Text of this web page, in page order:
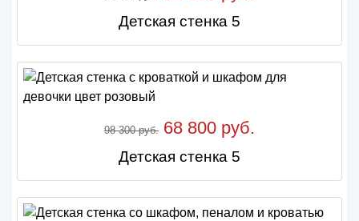
Детская стенка 5
98 300 руб. 68 800 руб.
Детская стенка 5